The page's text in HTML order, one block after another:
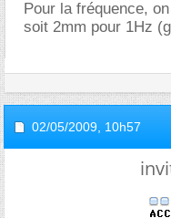
Pour la fréquence,
soit 2mm pour 1Hz
02/05/2009, 10h57